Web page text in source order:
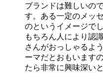
ブランドは難しいの
す。ある一定のメッ
のというイメージでし
もちろん人により認
さんがおっしゃるよ
ーマだとおもいます
たら非常に興味深い